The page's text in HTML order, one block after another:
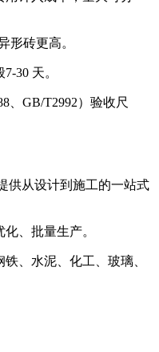
形砖更高。
30 天。
、GB/T2992）验收尺
供从设计到施工的一站式
、批量生产。
、水泥、化工、玻璃、